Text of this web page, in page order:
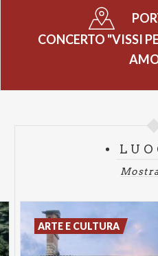
CONCERTO "VISSI
ARTE E CULTURA